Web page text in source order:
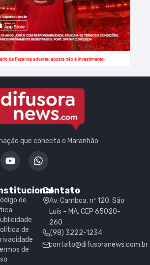
que conecta o Maranhão
de
de
de
Contato
Av. Camboa, nº 120, São
Luís – MA, CEP 65020-
260
(98) 3222-1234
contato@difusoranews.com.br